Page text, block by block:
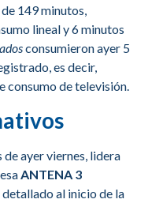
149 minutos,
lineal y 6 minutos
consumieron ayer 5
es decir,
consumo de televisión.
ayer viernes, lidera
ANTENA 3
detallado al inicio de la